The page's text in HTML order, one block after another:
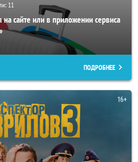
11
сайте или в приложении сервиса
ПОДРОБНЕЕ